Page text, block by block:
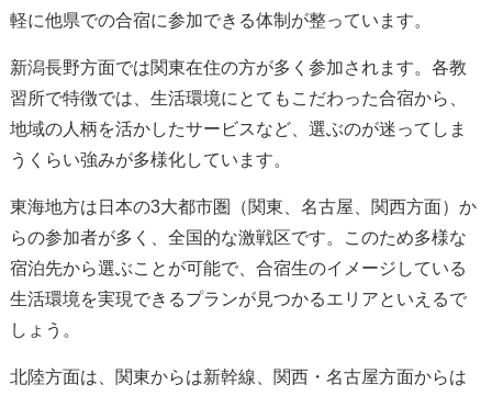
軽に他県での合宿に参加できる体制が整っています。
新潟長野方面では関東在住の方が多く参加されます。各教
習所で特徴では、生活環境にとてもこだわった合宿から、
地域の人柄を活かしたサービスなど、選ぶのが迷ってしま
うくらい強みが多様化しています。
東海地方は日本の3大都市圏（関東、名古屋、関西方面）か
らの参加者が多く、全国的な激戦区です。このため多様な
宿泊先から選ぶことが可能で、合宿生のイメージしている
生活環境を実現できるプランが見つかるエリアといえるで
しょう。
北陸方面は、関東からは新幹線、関西・名古屋方面からは